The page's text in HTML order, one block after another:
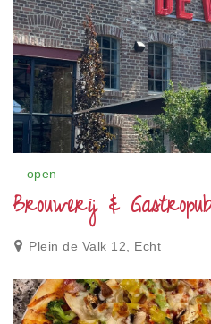
open
Brouwerij &
Plein de Valk 12, Echt